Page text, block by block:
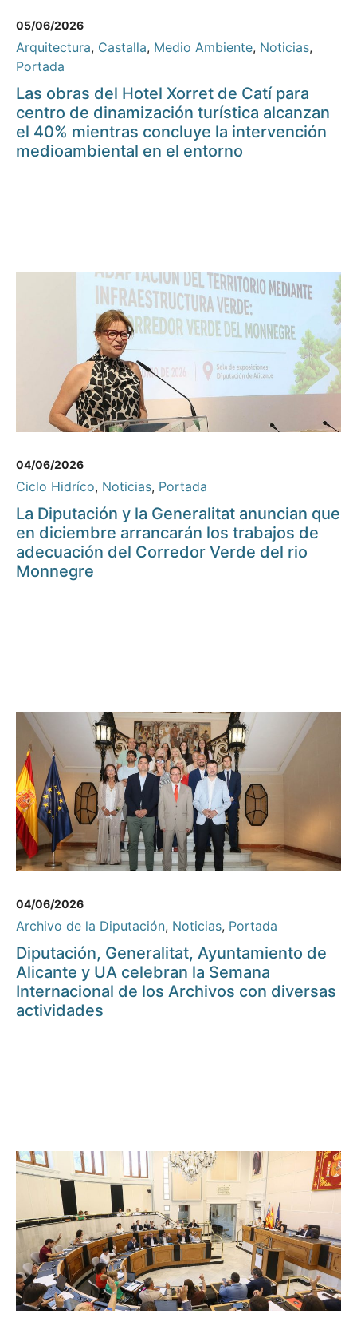
05/06/2026
Arquitectura, Castalla, Medio Ambiente, Noticias,
Portada
Las obras del Hotel Xorret de Catí para
centro de dinamización turística alcanzan
el 40% mientras concluye la intervención
medioambiental en el entorno
04/06/2026
Ciclo Hidríco, Noticias, Portada
La Diputación y la Generalitat anuncian que
en diciembre arrancarán los trabajos de
adecuación del Corredor Verde del rio
Monnegre
04/06/2026
Archivo de la Diputación, Noticias, Portada
Diputación, Generalitat, Ayuntamiento de
Alicante y UA celebran la Semana
Internacional de los Archivos con diversas
actividades